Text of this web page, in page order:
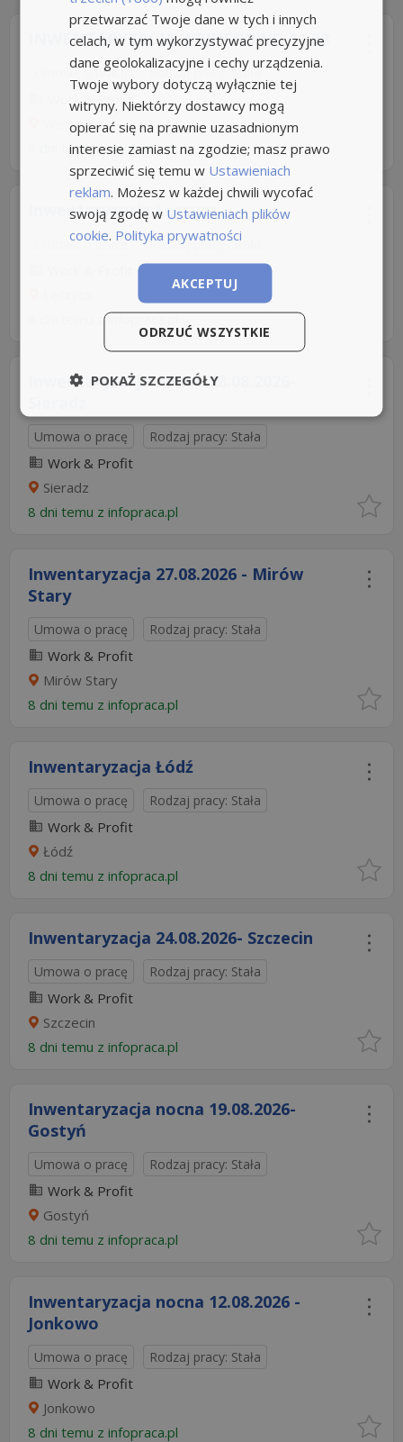
INWENTARYZACJA WEJHEROWO 11.08​
Umowa o pracę Rodzaj pracy: Stała
Work & Profit
Wejherowo
8 dni temu zinfopraca.pl
Inwentaryzacja Łęczyca
Umowa o pracę Rodzaj pracy: Stała
8 dni temu zinfopraca.pl
Inwentaryzacja nocna 28.08.2026-
Umowa o pracę Rodzaj pracy: Stała
Work & Profit
Sieradz
8 dni temu z infopraca.pl
Inwentaryzacja 27.08.2026 - Mirów
Stary
Umowa o pracę Rodzaj pracy: Stała
Work & Profit
Mirów Stary
8 dni temu z infopraca.pl
Inwentaryzacja Łódź
Umowa o pracę Rodzaj pracy: Stała
Work & Profit
Łódź
8 dni temu z infopraca.pl
Inwentaryzacja 24.08.2026- Szczecin
Umowa o pracę Rodzaj pracy: Stała
Work & Profit
Szczecin
8 dni temu z infopraca.pl
Inwentaryzacja nocna 19.08.2026-
Gostyń
Umowa o pracę Rodzaj pracy: Stała
Work & Profit
Gostyń
8 dni temu z infopraca.pl
Inwentaryzacja nocna 12.08.2026 -
Jonkowo
Umowa o pracę Rodzaj pracy: Stała
Work & Profit
Jonkowo
8 dni temu z infopraca.pl
przetwarzać Twoje dane w tych i innych
celach, w tym wykorzystywać precyzyjne
dane geolokalizacyjne i cechy urządzenia.
Twoje wybory dotyczą wyłącznie tej
witryny. Niektórzy dostawcy mogą
opierać się na prawnie uzasadnionym
interesie zamiast na zgodzie; masz prawo
sprzeciwić się temu w Ustawieniach
reklam. Możesz w każdej chwili wycofać
swoją zgodę w Ustawieniach plików
cookie. Polityka prywatności
AKCEPTUJ
ODRZUĆ WSZYSTKIE
POKAŻ SZCZEGÓŁY